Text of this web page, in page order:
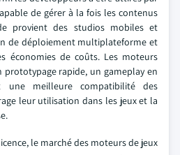
de gérer à la fois les contenus
provient des studios mobiles et
de déploiement multiplateforme et
économies de coûts. Les moteurs
rapide, un gameplay en
une meilleure compatibilité des
leur utilisation dans les jeux et la
le marché des moteurs de jeux